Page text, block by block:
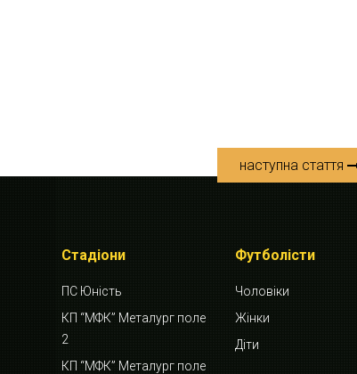
наступна стаття
Стадіони
ПС Юність
КП “МФК” Металург поле
2
КП “МФК” Металург поле
Футболісти
Чоловіки
Жінки
Діти